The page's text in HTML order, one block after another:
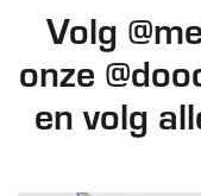
Volg
onze
en volg